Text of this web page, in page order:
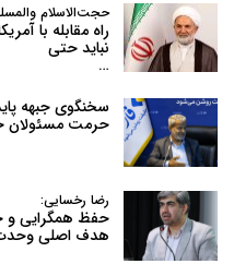
حجت‌الاسلام
راه مقابله با
نباید حتی
…
سخنگوی جبهه
حرمت
رضا رخسایی:
حفظ همگرایی و
هدف اصلی وحدت